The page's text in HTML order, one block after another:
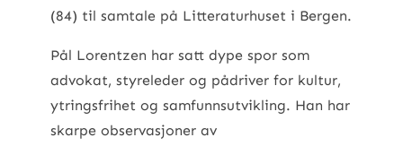
(84) til samtale på Litteraturhuset i Bergen.
Pål Lorentzen har satt dype spor som
advokat, styreleder og pådriver for kultur,
ytringsfrihet og samfunnsutvikling. Han har
skarpe observasjoner av